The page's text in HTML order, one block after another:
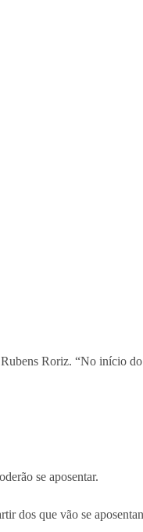
Roriz. “No início
se aposentar.
dos que vão se